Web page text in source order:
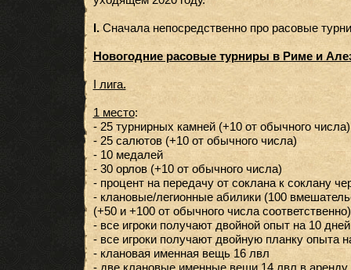
I.Сначала непосредственно про расовые
Новогодние расовые турниры в Риме и
I лига.
1 место:
- 25 турнирных камней (+10 от обычного числа)
- 25 салютов (+10 от обычного числа)
- 10 медалей
- 30 орлов (+10 от обычного числа)
- процент на передачу от соклана к соклану
- клановые/легионные абилики (100
(+50 и +100 от обычного числа соответственно)
- все игроки получают двойной опыт на 10 дней
- все игроки получают двойную планку опыта
- клановая именная вещь 16 лвл
- две клановые именные вещи 14 лвл в аренду